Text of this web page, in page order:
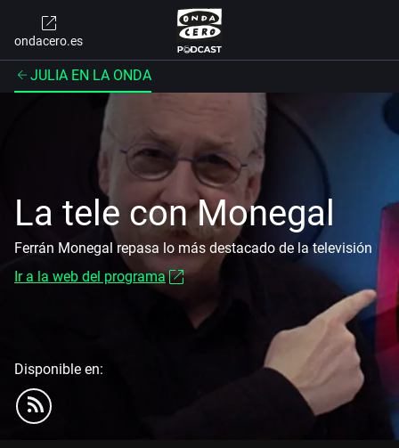
ondacero.es
JULIA EN LA ONDA
La tele con Monegal
Ferrán Monegal repasa lo más destacado de la televisión
Ir a la web del programa
Disponible en: